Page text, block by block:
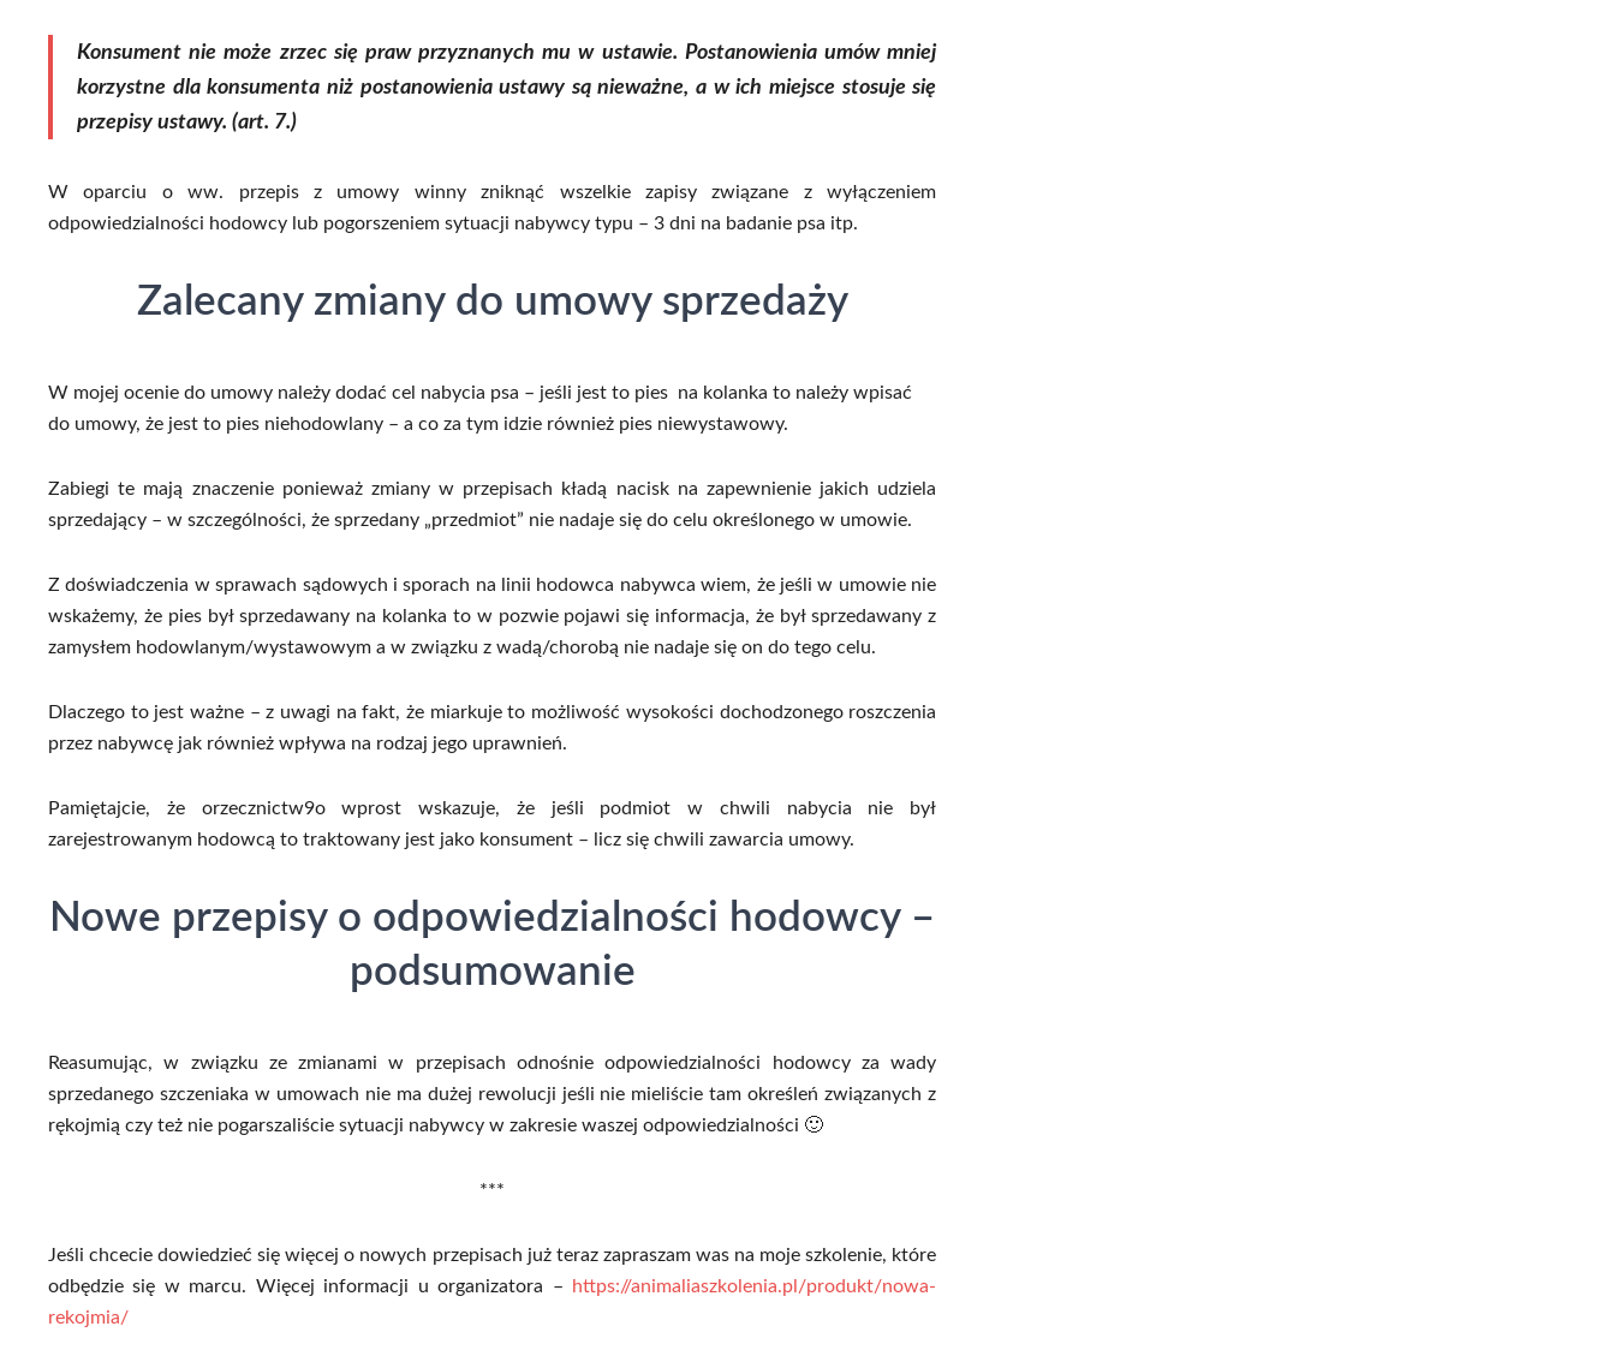
Konsument nie może zrzec się prawprzyznanych mu w ustawie. Postanowienia umów mniej
korzystne dlakonsumenta niż postanowieniaustawy są nieważne, a w ich miejsce stosuje się
przepisy ustawy. (art. 7.)
W oparciu o ww. przepis z umowy winny zniknąć wszelkie zapisy związane z wyłączeniem
odpowiedzialności hodowcy lub pogorszeniem sytuacji nabywcy typu – 3 dni na badanie psa itp.
Zalecany zmiany do umowy sprzedaży
W mojej ocenie do umowy należy dodać cel nabycia psa – jeśli jest to pies na kolanka to należy wpisać
do umowy, że jest to pies niehodowlany – a co za tym idzie również pies niewystawowy.
Zabiegi te mają znaczenie ponieważ zmiany w przepisach kładą nacisk na zapewnienie jakich udziela
sprzedający – w szczególności, że sprzedany „przedmiot” nie nadaje się do celu określonego w umowie.
Z doświadczenia w sprawach sądowych i sporach na linii hodowca nabywca wiem, że jeśli w umowie nie
wskażemy, że pies był sprzedawany na kolanka to w pozwie pojawi się informacja, że był sprzedawany z
zamysłem hodowlanym/wystawowym a w związku z wadą/chorobą nie nadaje się on do tego celu.
Dlaczego to jest ważne – z uwagi na fakt, że miarkuje to możliwość wysokości dochodzonego roszczenia
przez nabywcę jak również wpływa na rodzaj jego uprawnień.
Pamiętajcie, że orzecznictw9o wprost wskazuje, że jeśli podmiot w chwili nabycia nie był
zarejestrowanym hodowcą to traktowany jest jako konsument – licz się chwili zawarcia umowy.
Nowe przepisy o odpowiedzialności hodowcy –
podsumowanie
Reasumując, w związku ze zmianami w przepisach odnośnie odpowiedzialności hodowcy za wady
sprzedanego szczeniaka w umowach nie ma dużej rewolucji jeśli nie mieliście tam określeń związanych z
rękojmią czy też nie pogarszaliście sytuacji nabywcy w zakresie waszej odpowiedzialności 🙂
***
Jeśli chcecie dowiedzieć się więcej o nowych przepisach już teraz zapraszam was na moje szkolenie, które
odbędzie się w marcu. Więcej informacji u organizatora –
https://animaliaszkolenia.pl/produkt/nowa-
rekojmia/